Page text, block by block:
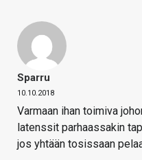
Sparru
10.10.2018
Varmaan ihan toimiva
latenssit parhaassakin
jos yhtään tosissaan